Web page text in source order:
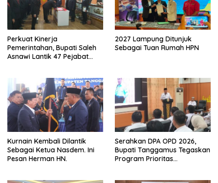
Perkuat Kinerja
Pemerintahan, Bupati Saleh
Asnawi Lantik 47 Pejabat
2027 Lampung Ditunjuk
Sebagai Tuan Rumah HPN
Kurnain Kembali Dilantik
Sebagai Ketua Nasdem. Ini
Pesan Herman HN.
Serahkan DPA OPD 2026,
Bupati Tanggamus Tegaskan
Program Prioritas